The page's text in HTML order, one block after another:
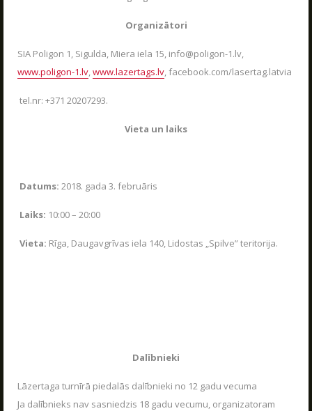
Organizātori
SIA Poligon 1, Sigulda, Miera iela 15, info@poligon-1.lv,
www.poligon-1.lv,www.lazertags.lv, facebook.com/lasertag.latvia
tel.nr: +371 20207293.
Vieta un laiks
Datums: 2018. gada 3. februāris
Laiks: 10:00 – 20:00
Vieta: Rīga, Daugavgrīvas iela 140, Lidostas „Spilve” teritorija.
Dalībnieki
Lāzertaga turnīrā piedalās dalībnieki no 12 gadu vecuma
Ja dalībnieks nav sasniedzis 18 gadu vecumu, organizatoram
Izbraukuma lāzertaga spēles
Tuvākie pasākumi
SKOLĒNU EKSKURSIJAS
Jaudīgākā klases ekskursija "Poligon 1" Siguldā.